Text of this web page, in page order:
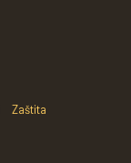
Zaštita